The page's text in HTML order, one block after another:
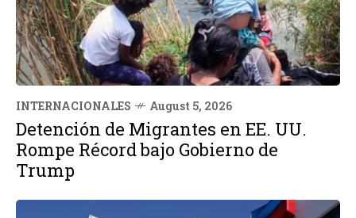
INTERNACIONALES August 5, 2026
Detención de Migrantes en EE. UU.
Rompe Récord bajo Gobierno de
Trump